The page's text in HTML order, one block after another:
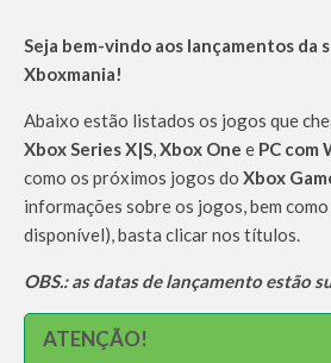
Seja bem-vindo aos lançamentos da
Xboxmania!
Abaixo estão listados os jogos que
Xbox Series X|S,Xbox One e PC com
como os próximos jogos do Xbox
informações sobre os jogos, bem
disponível), basta clicar nos títulos.
OBS.: as datas de lançamento estão
ATENÇÃO!